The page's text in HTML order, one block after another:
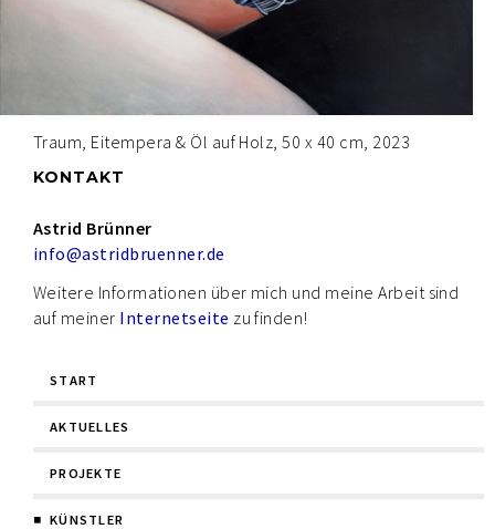
Traum, Eitempera & Öl auf Holz, 50 x 40 cm, 2023
KONTAKT
Astrid Brünner
info@astridbruenner.de
Weitere Informationen über mich und meine Arbeit sind
auf meiner Internetseite zu finden!
überspringen
START
AKTUELLES
PROJEKTE
KÜNSTLER